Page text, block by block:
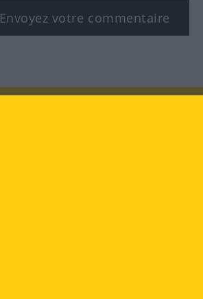
Envoyez votre commentaire